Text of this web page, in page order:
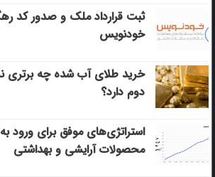
ثبت قرارداد ملک و صدور کد
خودنویس
خرید طلای آب شده چه
دوم دارد؟
استراتژی‌های موفق برای ورود به
محصولات آرایشی و بهداشتی